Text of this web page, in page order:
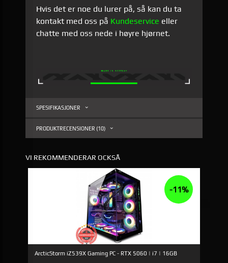
Hvis det er noe du lurer på, så kan du ta
kontakt med oss på Kundeservice eller
chatte med oss nede i høyre hjørnet.
SPESIFIKASJONER
PRODUKTRECENSIONER (10)
VI REKOMMENDERAR OCKSÅ
ArcticStorm iZ539X Gaming PC - RTX 5060 | i7 | 16GB
-11%